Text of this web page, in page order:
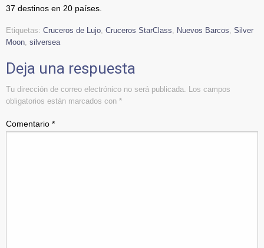
37 destinos en 20 países.
Etiquetas: Cruceros de Lujo Cruceros StarClass Nuevos Barcos Silver
Moon silversea
Deja una respuesta
Tu dirección de correo electrónico no será publicada.
Los campos
obligatorios están marcados con *
Comentario *